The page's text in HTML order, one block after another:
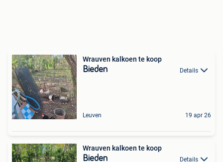
Wrauven kalkoen te koop
Bieden Details
Leuven 19 apr 26
Wrauven kalkoen te koop
Bieden Details